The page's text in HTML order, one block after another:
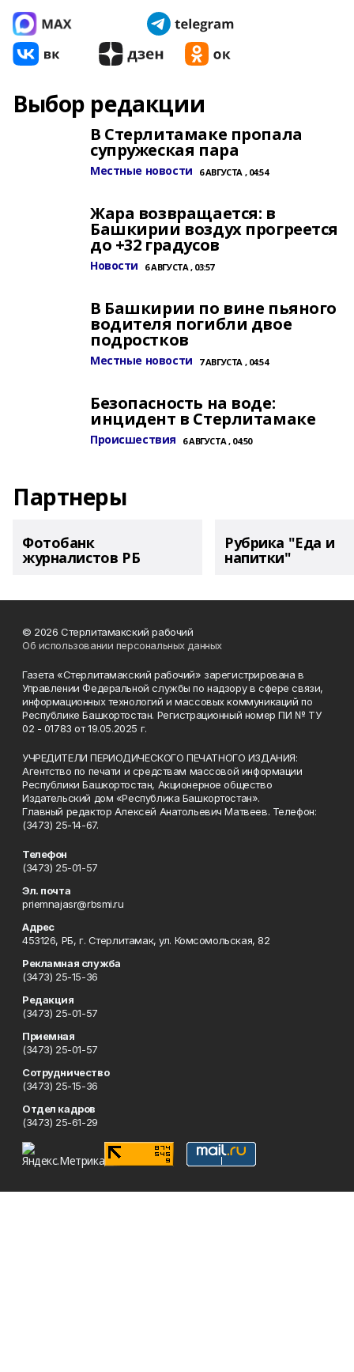
Выбор редакции
В Стерлитамаке пропала
супружеская пара
Местные новости 6 АВГУСТА , 04:54
Жара возвращается: в
Башкирии воздух прогреется
до +32 градусов
Новости 6 АВГУСТА , 03:57
В Башкирии по вине пьяного
водителя погибли двое
подростков
Местные новости 7 АВГУСТА , 04:54
Безопасность на воде:
инцидент в Стерлитамаке
Происшествия 6 АВГУСТА , 04:50
Партнеры
Фотобанк
журналистов РБ
Рубрика "Еда и
напитки"
© 2026 Стерлитамакский рабочий
Об использовании персональных данных
Газета «Стерлитамакский рабочий» зарегистрирована в
Управлении Федеральной службы по надзору в сфере связи,
информационных технологий и массовых коммуникаций по
Республике Башкортостан. Регистрационный номер ПИ № ТУ
02 - 01783 от 19.05.2025 г.
УЧРЕДИТЕЛИ ПЕРИОДИЧЕСКОГО ПЕЧАТНОГО ИЗДАНИЯ:
Агентство по печати и средствам массовой информации
Республики Башкортостан, Акционерное общество
Издательский дом «Республика Башкортостан».
Главный редактор Алексей Анатольевич Матвеев. Телефон:
(3473) 25-14-67.
Телефон
(3473) 25-01-57
Эл. почта
priemnajasr@rbsmi.ru
Адрес
453126, РБ, г. Стерлитамак, ул. Комсомольская, 82
Рекламная служба
(3473) 25-15-36
Редакция
(3473) 25-01-57
Приемная
(3473) 25-01-57
Сотрудничество
(3473) 25-15-36
Отдел кадров
(3473) 25-61-29